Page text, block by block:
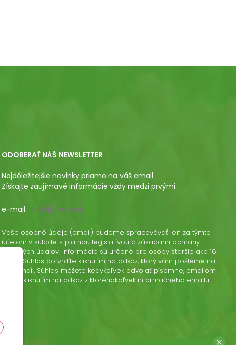
ODOBERAŤ NÁŠ NEWSLETTER
Najdôležitejšie novinky priamo na váš email
Získajte zaujímavé informácie vždy medzi prvými
e-mail
Vaše osobné údaje (email) budeme spracovávať len za týmto
účelom v súlade s platnou legislatívou a zásadami ochrany
osobných údajov. Informácie sú určené pre osoby staršie ako 16
rokov. Súhlas potvrdíte kliknutím na odkaz, ktorý vám pošleme na
váš email. Súhlas môžete kedykoľvek odvolať písomne, emailom
alebo kliknutím na odkaz z ktoréhokoľvek informačného emailu.